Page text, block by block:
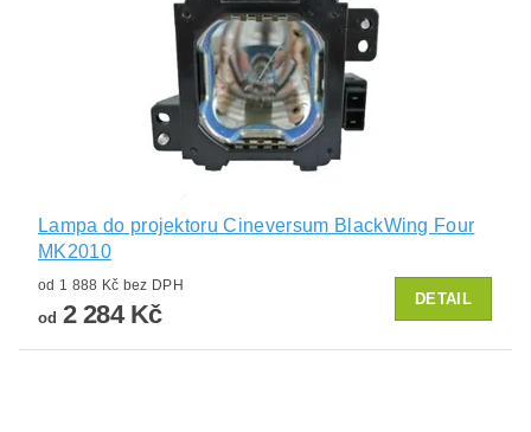
Lampa do projektoru Cineversum BlackWing Four
MK2010
od 1 888 Kč bez DPH
od 2 284 Kč
DETAIL